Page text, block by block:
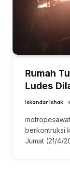
Rumah
Ludes
Iskandar Ishak
berkontruksi
Jumat (21/4/